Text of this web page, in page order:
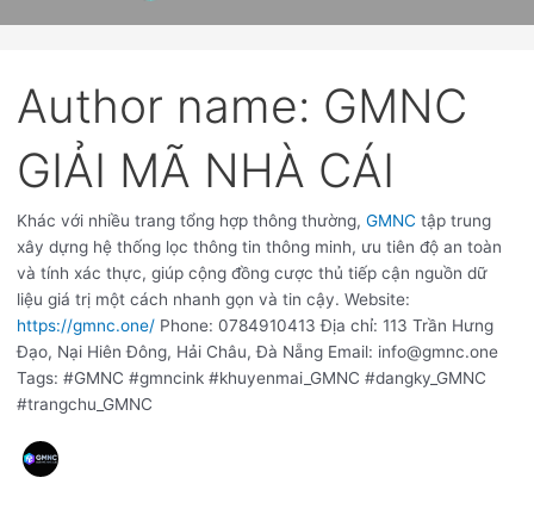
Author name: GMNC
GIẢI MÃ NHÀ CÁI
Khác với nhiều trang tổng hợp thông thường, GMNC tập trung
xây dựng hệ thống lọc thông tin thông minh, ưu tiên độ an toàn
và tính xác thực, giúp cộng đồng cược thủ tiếp cận nguồn dữ
liệu giá trị một cách nhanh gọn và tin cậy. Website:
https://gmnc.one/Phone: 0784910413 Địa chỉ: 113 Trần Hưng
Đạo, Nại Hiên Đông, Hải Châu, Đà Nẵng Email: info@gmnc.one
Tags: #GMNC #gmncink #khuyenmai_GMNC #dangky_GMNC
#trangchu_GMNC